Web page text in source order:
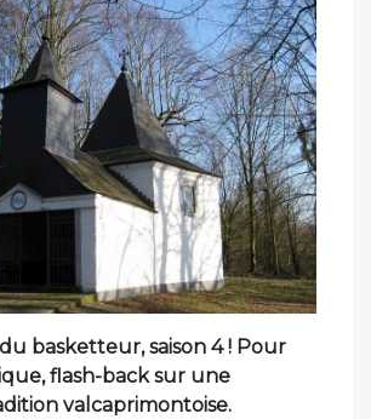
basketteur, saison 4 ! Pour
flash-back sur une
valcaprimontoise.